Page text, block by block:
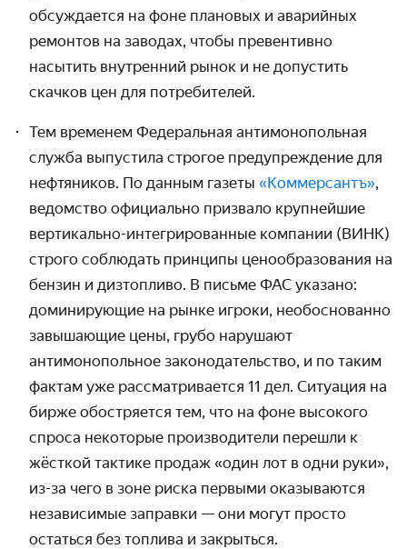
обсуждается на фоне плановых и аварийных
ремонтов на заводах, чтобы превентивно
насытить внутренний рынок и не допустить
скачков цен для потребителей.
Тем временем Федеральная антимонопольная
служба выпустила строгое предупреждение для
нефтяников. По данным газеты «Коммерсантъ»,
ведомство официально призвало крупнейшие
вертикально-интегрированные компании (ВИНК)
строго соблюдать принципы ценообразования на
бензин и дизтопливо. В письме ФАС указано:
доминирующие на рынке игроки, необоснованно
завышающие цены, грубо нарушают
антимонопольное законодательство, и по таким
фактам уже рассматривается 11 дел. Ситуация на
бирже обостряется тем, что на фоне высокого
спроса некоторые производители перешли к
жёсткой тактике продаж «один лот в одни руки»,
из-за чего в зоне риска первыми оказываются
независимые заправки — они могут просто
остаться без топлива и закрыться.